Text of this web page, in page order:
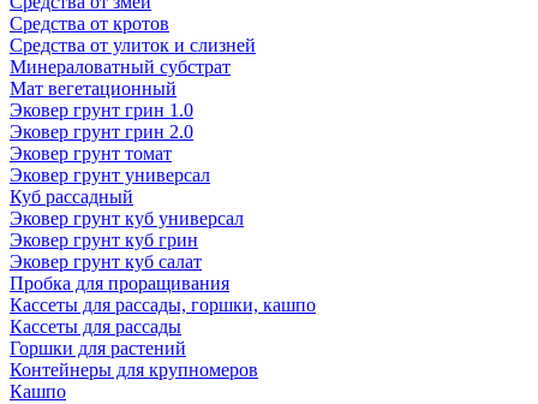
Средства от кротов
Средства от улиток и слизней
Минераловатный субстрат
Мат вегетационный
Эковер грунт грин 1.0
Эковер грунт грин 2.0
Эковер грунт томат
Эковер грунт универсал
Куб рассадный
Эковер грунт куб универсал
Эковер грунт куб грин
Эковер грунт куб салат
Пробка для проращивания
Кассеты для рассады, горшки, кашпо
Кассеты для рассады
Горшки для растений
Контейнеры для крупномеров
Кашпо